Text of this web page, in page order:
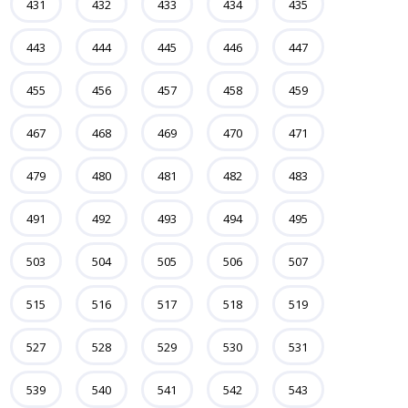
431 432 433 434 435
443 444 445 446 447
455 456 457 458 459
467 468 469 470 471
479 480 481 482 483
491 492 493 494 495
503 504 505 506 507
515 516 517 518 519
527 528 529 530 531
539 540 541 542 543